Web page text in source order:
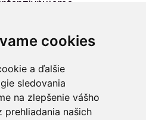
cookies
a ďalšie
sledovania
na zlepšenie vášho
prehliadania našich
posilňujeme
pohybe“ nie
záväzok a
každý deň
železnica
tepna